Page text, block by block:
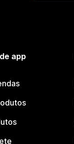
app